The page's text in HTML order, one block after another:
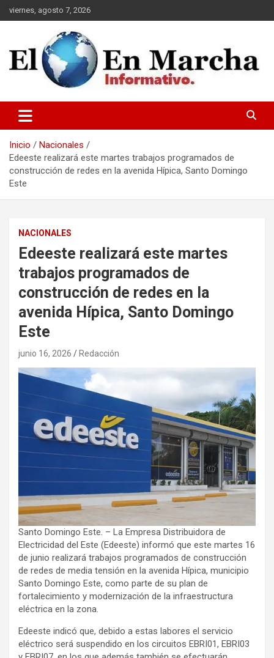
Saltar
al
viernes, agosto 7, 2026
elmundoenmarcha.net
Inicio
Nacionales
Edeeste realizará este martes trabajos programados de
construcción de redes en la avenida Hípica, Santo Domingo
Este
NACIONALES
Edeeste realizará este martes
trabajos programados de
construcción de redes en la
avenida Hípica, Santo Domingo
Este
junio 16, 2026 Redacción
Santo Domingo Este. – La Empresa Distribuidora de
Electricidad del Este (Edeeste) informó que este martes 16
de junio realizará trabajos programados de construcción
de redes de media tensión en la avenida Hípica, municipio
Santo Domingo Este, como parte de su plan de
fortalecimiento y modernización de la infraestructura
eléctrica en la zona.
Edeeste indicó que, debido a estas labores el servicio
eléctrico será suspendido en los circuitos EBRI01, EBRI03